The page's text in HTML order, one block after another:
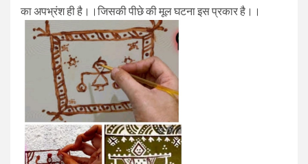
का अपभ्रंश ही है।।जिसकी पीछे की मूल घटना इस प्रकार है।।